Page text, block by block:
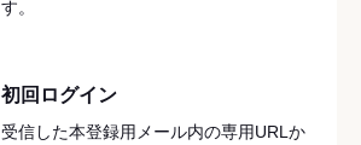
す。
初回ログイン
受信した本登録用メール内の専用URLか